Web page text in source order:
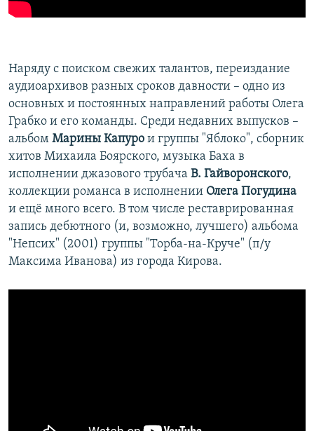
Наряду с поиском свежих талантов, переиздание
аудиоархивов разных сроков давности – одно из
основных и постоянных направлений работы Олега
Грабко и его команды. Среди недавних выпусков –
альбом Марины Капуро и группы "Яблоко", сборник
хитов Михаила Боярского, музыка Баха в
исполнении джазового трубача В. Гайворонского,
коллекции романса в исполнении Олега Погудина
и ещё много всего. В том числе реставрированная
запись дебютного (и, возможно, лучшего) альбома
"Непсих" (2001) группы "Торба-на-Круче" (п/у
Максима Иванова) из города Кирова.